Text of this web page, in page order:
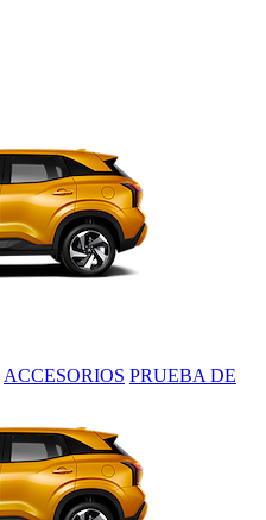
ACCESORIOS PRUEBA DE